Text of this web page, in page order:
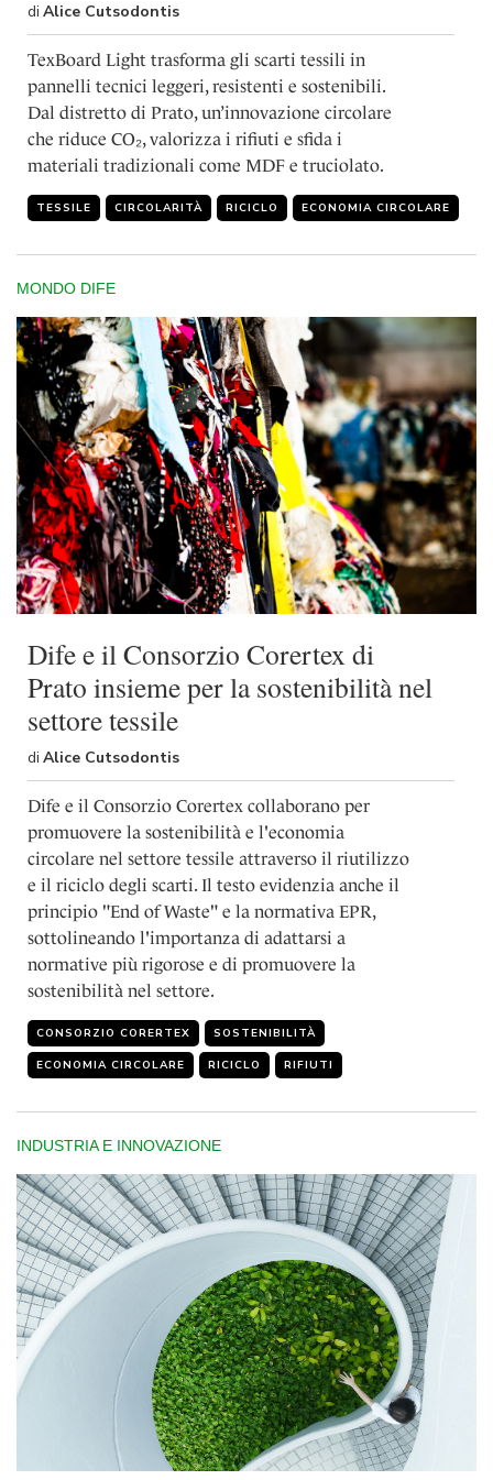
di Alice Cutsodontis
TexBoard Light trasforma gli scarti tessili in
pannelli tecnici leggeri, resistenti e sostenibili.
Dal distretto di Prato, un’innovazione circolare
che riduce CO₂, valorizza i rifiuti e sfida i
materiali tradizionali come MDF e truciolato.
TESSILE CIRCOLARITÀ RICICLO ECONOMIA CIRCOLARE
MONDO DIFE
Dife e il Consorzio Corertex di
Prato insieme per la sostenibilità nel
settore tessile
di Alice Cutsodontis
Dife e il Consorzio Corertex collaborano per
promuovere la sostenibilità e l'economia
circolare nel settore tessile attraverso il riutilizzo
e il riciclo degli scarti. Il testo evidenzia anche il
principio "End of Waste" e la normativa EPR,
sottolineando l'importanza di adattarsi a
normative più rigorose e di promuovere la
sostenibilità nel settore.
CONSORZIO CORERTEX SOSTENIBILITÀ
ECONOMIA CIRCOLARE RICICLO RIFIUTI
INDUSTRIA E INNOVAZIONE